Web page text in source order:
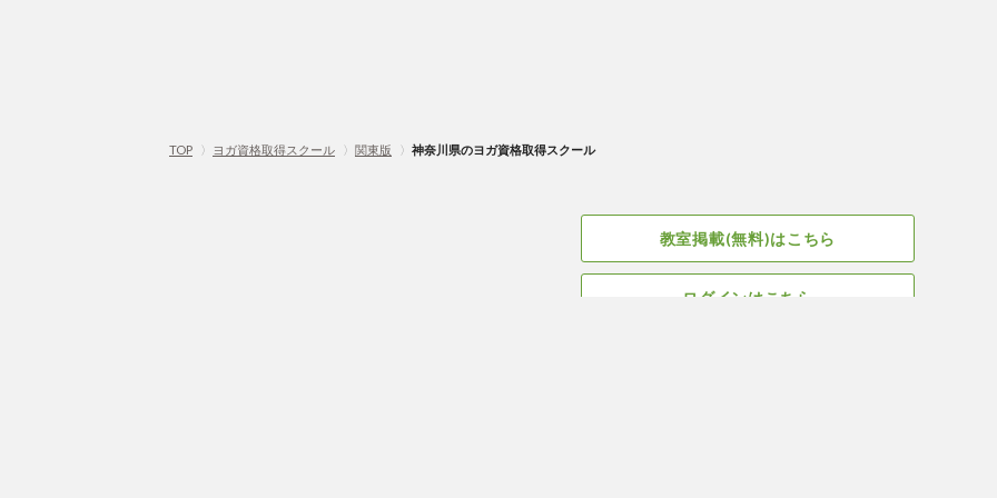
TOP 〉 ヨガ資格取得スクール 〉 関東版 〉 神奈川県のヨガ資格取得スクール
教室掲載(無料)はこちら
ログインはこちら